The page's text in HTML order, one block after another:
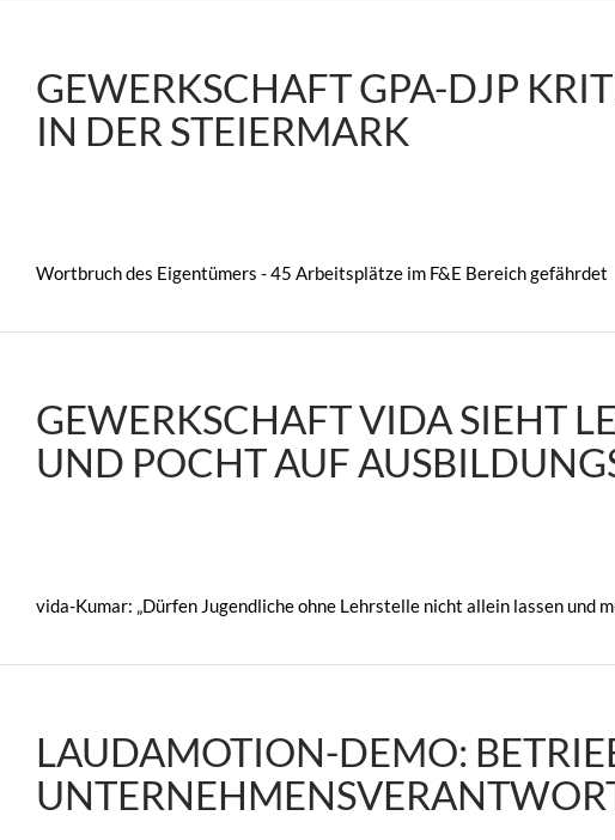
GEWERKSCHAFT GPA-DJP
IN DER STEIERMARK
Wortbruch des Eigentümers - 45 Arbeitsplätze im F&E Bereich gefährdet
GEWERKSCHAFT VIDA SIEHT
UND POCHT AUF
vida-Kumar: „Dürfen Jugendliche ohne Lehrstelle nicht allein lassen und
LAUDAMOTION-DEMO: